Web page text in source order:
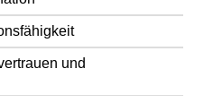
und